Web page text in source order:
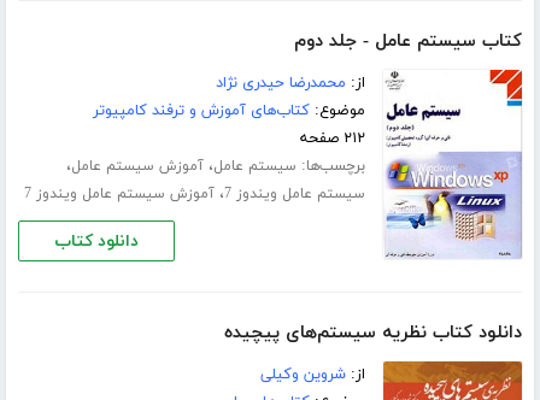
کتاب سیستم عامل - جلد دوم
از: محمدرضا حیدری نژاد
موضوع:کتاب‌های آموزش و ترفند کامپیوتر
۲۱۲ صفحه
برچسب‌ها: سیستم عامل،آموزش سیستم عامل،
سیستم عامل ویندوز 7 ،آموزش سیستم عامل ویندوز 7
دانلود کتاب
دانلود کتاب نظریه‌ سیستم‌های پیچیده
از:شروین وکیلی